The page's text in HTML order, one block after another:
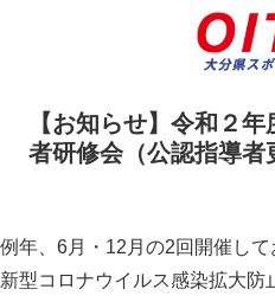
【お知らせ】令和２
者研修会（公認指導者
例年、6月・12月の2回開催して
新型コロナウイルス感染拡大防